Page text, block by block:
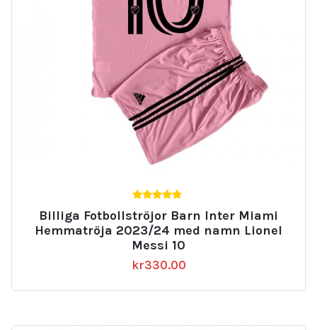
av 5
Billiga Fotbollströjor Barn Inter Miami
Hemmatröja 2023/24 med namn Lionel
Messi 10
kr330.00